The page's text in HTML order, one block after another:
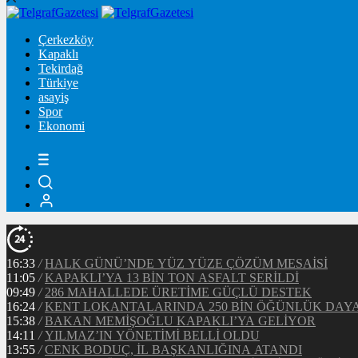
Çerkezköy
Kapaklı
Tekirdağ
Türkiye
asayiş
Spor
Ekonomi
16:33 / HALK GÜNÜ’NDE YÜZ YÜZE ÇÖZÜM MESAİSİ
11:05 / KAPAKLI’YA 13 BİN TON ASFALT SERİLDİ
09:49 / 286 MAHALLEDE ÜRETİME GÜÇLÜ DESTEK
16:24 / KENT LOKANTALARINDA 250 BİN ÖĞÜNLÜK
15:38 / BAKAN MEMİŞOĞLU KAPAKLI’YA GELİYOR
14:11 / YILMAZ’IN YÖNETİMİ BELLİ OLDU
13:55 / CENK BODUÇ, İL BAŞKANLIĞINA ATANDI